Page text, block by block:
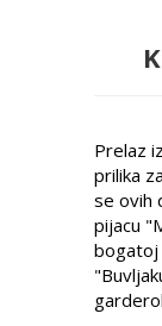
Prelaz
prilika
se ovih
pijacu
bogatoj